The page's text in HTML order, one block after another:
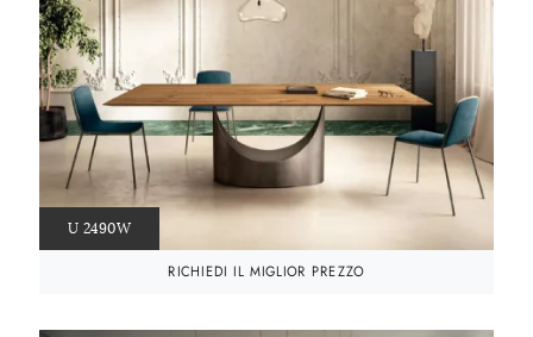
U 2490W
RICHIEDI IL MIGLIOR PREZZO